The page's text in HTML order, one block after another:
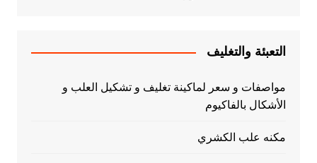
التعبئة والتغليف
مواصفات و سعر لماكينة تغليف و تشكيل العلب و
الأشكال بالفاكيوم
مكنه علب الكشري